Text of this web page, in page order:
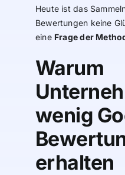
Heute ist das
Bewertungen keine
eine Frage der
Warum
wenig
erhalten